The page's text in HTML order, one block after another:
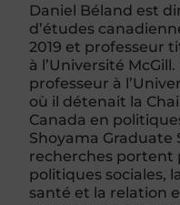
Daniel Béland est
d’études
2019 et professeur
à l’Université McGill.
professeur à
où il détenait la
Canada en
Shoyama Graduate
recherches portent
politiques sociales,
santé et la relation